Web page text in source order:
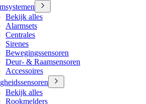
Bekijk alles
Alarmsets
Centrales
Sirenes
Bewegingssensoren
Deur- & Raamsensoren
Accessoires
Bekijk alles
Rookmelders